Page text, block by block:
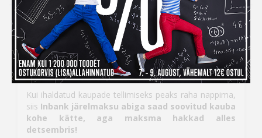
Inbank järelmaksuga ostes
maksad kauba eest alles
detsembris
Kui ihaldatud kaupade tellimiseks peaks raha nappima,
siis Inbank järelmaksu abiga saad soovitud kauba
kohe kätte, aga maksma hakkad alles
detsembris!